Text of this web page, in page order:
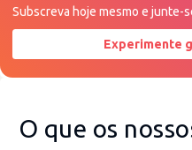
Peça uma
Subscreva hoje mesmo e junte-
Experimente
O que os